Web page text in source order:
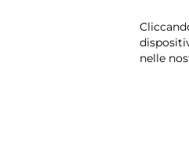
Copyright © 2025 BYTECNO S.R.L. Cap.